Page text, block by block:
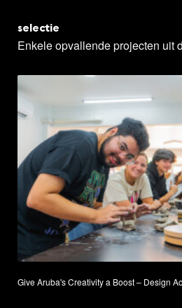
selectie
Enkele opvallende projecten uit
Give Aruba's Creativity a Boost – Design